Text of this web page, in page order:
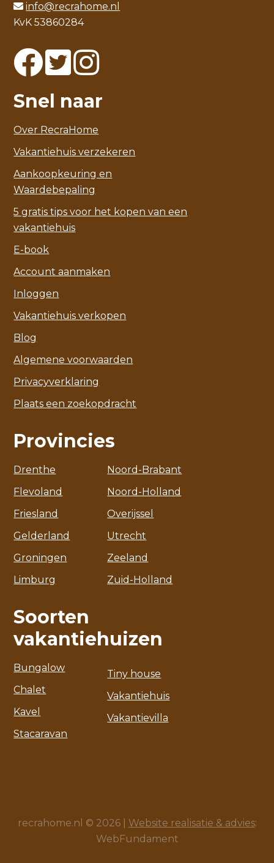
info@recrahome.nl
KvK 53860284
Snel naar
Over RecraHome
Vakantiehuis verzekeren
Aankoopkeuring en
Waardebepaling
5 gratis tips voor het kopen van een
vakantiehuis
E-book
Account aanmaken
Inloggen
Vakantiehuis verkopen
Blog
Algemene voorwaarden
Privacyverklaring
Plaats een zoekopdracht
Provincies
Drenthe
Flevoland
Friesland
Gelderland
Groningen
Limburg
Noord-Brabant
Noord-Holland
Overijssel
Utrecht
Zeeland
Zuid-Holland
Soorten
vakantiehuizen
Bungalow
Chalet
Kavel
Stacaravan
Tiny house
Vakantiehuis
Vakantievilla
recrahome.nl © 2026 | Website realisatie & advies:
WebFundament